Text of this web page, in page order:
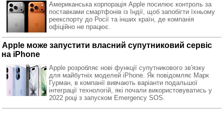
Американська корпорація Apple посилює контроль за
поставками смартфонів із Індії, щоб запобігти їхньому
реекспорту до Росії та інших країн, де компанія
офіційно не працює.
Apple може запустити власний супутниковий сервіс
на iPhone
Apple розробляє нові функції супутникового зв'язку
для майбутніх моделей iPhone. Як повідомляє Марк
Гурман, в компанії вивчають варіанти подальшої
інтеграції технологій, які почали використовуватись у
2022 році з запуском Emergency SOS.